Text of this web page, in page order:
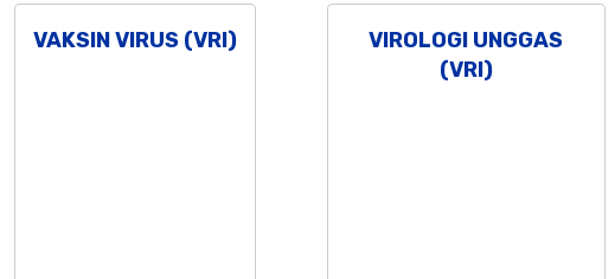
VAKSIN VIRUS (VRI)
VIROLOGI UNGGAS
(VRI)